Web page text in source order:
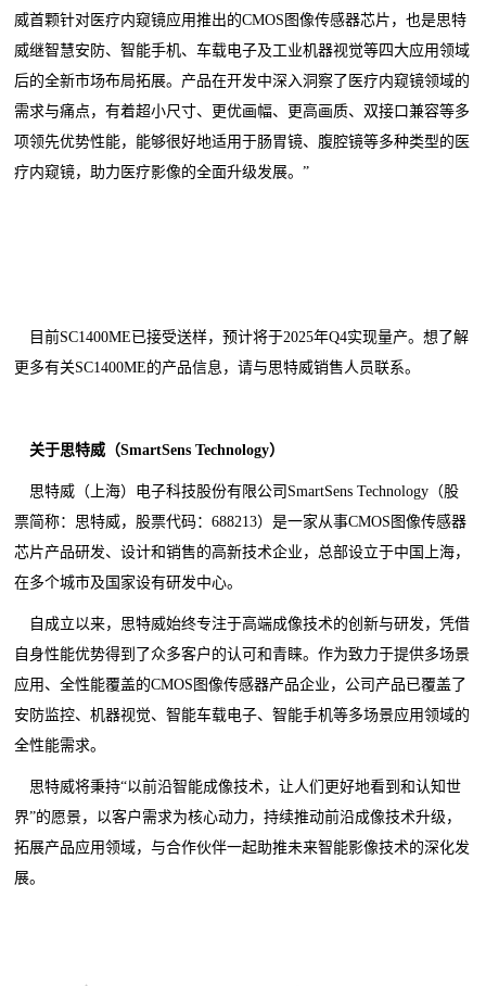
威首颗针对医疗内窥镜应用推出的CMOS图像传感器芯片，也是思特
威继智慧安防、智能手机、车载电子及工业机器视觉等四大应用领域
后的全新市场布局拓展。产品在开发中深入洞察了医疗内窥镜领域的
需求与痛点，有着超小尺寸、更优画幅、更高画质、双接口兼容等多
项领先优势性能，能够很好地适用于肠胃镜、腹腔镜等多种类型的医
疗内窥镜，助力医疗影像的全面升级发展。”
目前SC1400ME已接受送样，预计将于2025年Q4实现量产。想了解
更多有关SC1400ME的产品信息，请与思特威销售人员联系。
关于思特威 （SmartSens Technology）
思特威（上海）电子科技股份有限公司SmartSens Technology（股
票简称：思特威，股票代码：688213）是一家从事CMOS图像传感器
芯片产品研发、设计和销售的高新技术企业，总部设立于中国上海，
在多个城市及国家设有研发中心。
自成立以来，思特威始终专注于高端成像技术的创新与研发，凭借
自身性能优势得到了众多客户的认可和青睐。作为致力于提供多场景
应用、全性能覆盖的CMOS图像传感器产品企业，公司产品已覆盖了
安防监控、机器视觉、智能车载电子、智能手机等多场景应用领域的
全性能需求。
思特威将秉持“以前沿智能成像技术，让人们更好地看到和认知世
界”的愿景，以客户需求为核心动力，持续推动前沿成像技术升级，
拓展产品应用领域，与合作伙伴一起助推未来智能影像技术的深化发
展。